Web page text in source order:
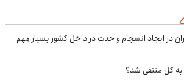
در ایجاد انسجام و حدت در داخل کشور بسیار مهم
به کل منتفی شد؟